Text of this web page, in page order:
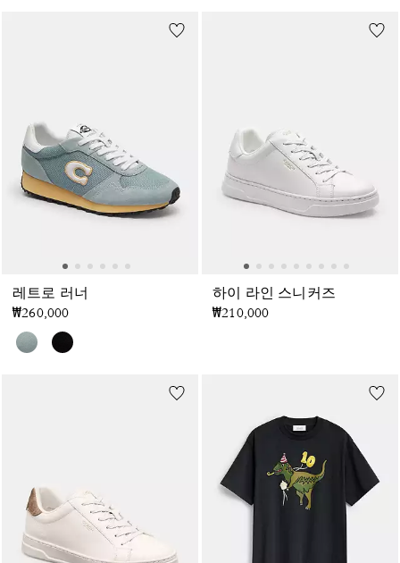
레트로 러너
₩260,000
하이 라인 스니커즈
₩210,000